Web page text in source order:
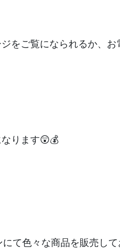
をご覧になられるか、お
ります😲💰
て色々な商品を販売して